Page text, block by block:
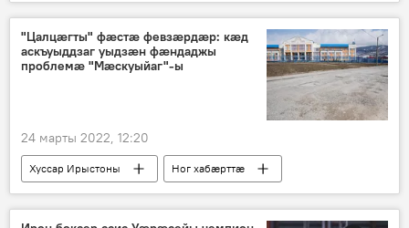
Политикӕ
Хъӕууон хӕдзарад
"Цалцӕгты" фӕстӕ февзӕрдӕр: кӕд
аскъуыддзаг уыдзӕн фӕндаджы
проблемӕ "Мӕскуыйаг"-ы
24 марты 2022, 12:20
Хуссар Ирыстоны Ног хабӕрттӕ